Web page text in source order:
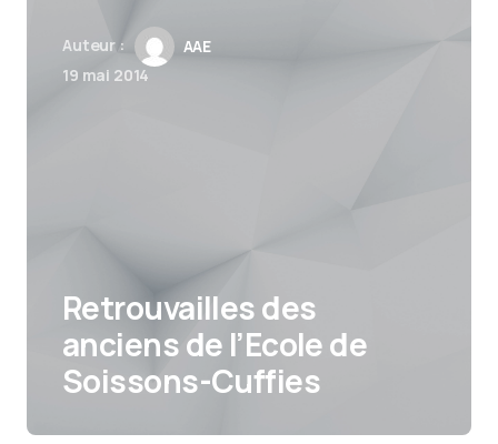
Auteur :
AAE
19 mai 2014
Retrouvailles des
anciens de l’Ecole de
Soissons-Cuffies